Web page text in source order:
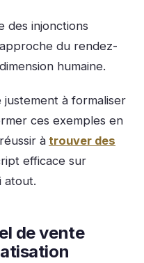
des injonctions
du rendez-
humaine.
à formaliser
ces exemples en
à trouver des
efficace sur
atout.
de vente